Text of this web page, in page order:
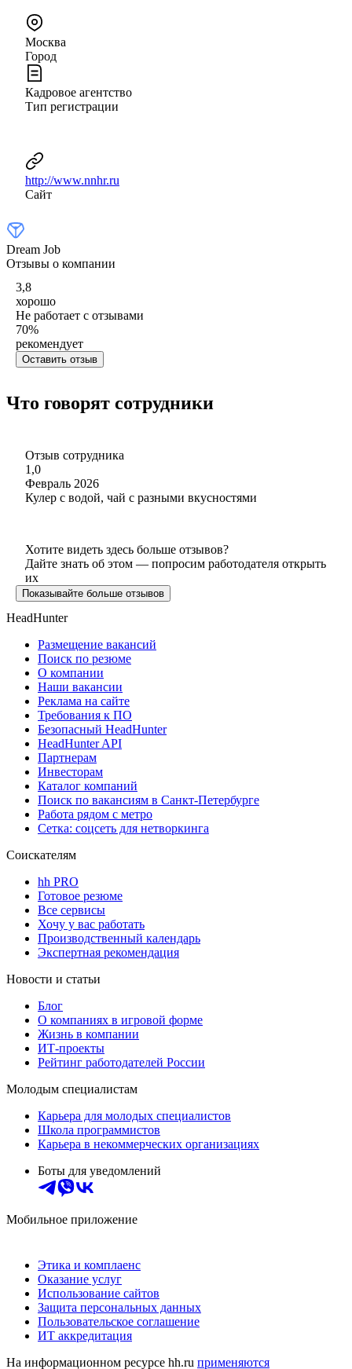
Москва
Город
Кадровое агентство
Тип регистрации
http://www.nnhr.ru
Сайт
Dream Job
Отзывы о компании
3,8
хорошо
Не работает с отзывами
70%
рекомендует
Оставить отзыв
Что говорят сотрудники
Отзыв сотрудника
1,0
Февраль 2026
Кулер с водой, чай с разными вкусностями
Хотите видеть здесь больше отзывов?
Дайте знать об этом — попросим работодателя открыть
их
Показывайте больше отзывов
HeadHunter
Размещение вакансий
Поиск по резюме
О компании
Наши вакансии
Реклама на сайте
Требования к ПО
Безопасный HeadHunter
HeadHunter API
Партнерам
Инвесторам
Каталог компаний
Поиск по вакансиям в Санкт-Петербурге
Работа рядом с метро
Сетка: соцсеть для нетворкинга
Соискателям
hh PRO
Готовое резюме
Все сервисы
Хочу у вас работать
Производственный календарь
Экспертная рекомендация
Новости и статьи
Блог
О компаниях в игровой форме
Жизнь в компании
ИТ-проекты
Рейтинг работодателей России
Молодым специалистам
Карьера для молодых специалистов
Школа программистов
Карьера в некоммерческих организациях
Боты для уведомлений
Мобильное приложение
Этика и комплаенс
Оказание услуг
Использование сайтов
Защита персональных данных
Пользовательское соглашение
ИТ аккредитация
На информационном ресурсе hh.ru применяются